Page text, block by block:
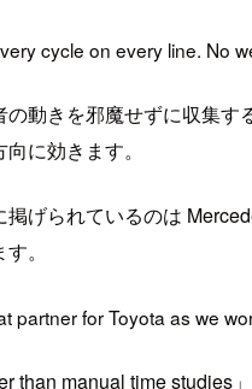
cycle on every line. No
動きを邪魔せずに収集
に効きます。
げられているのは
。
partner for Toyota as we
than manual time studies